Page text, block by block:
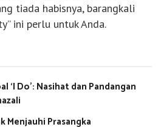
tiada habisnya, barangkali
ini perlu untuk Anda.
‘I Do’: Nasihat dan Pandangan
Menjauhi Prasangka